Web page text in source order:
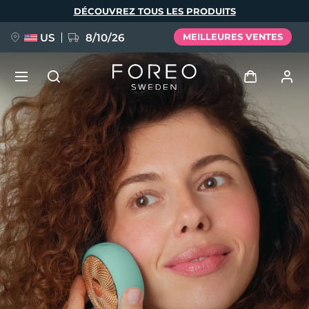
DÉCOUVREZ TOUS LES PRODUITS
US 8/10/26 MEILLEURES VENTES
Se connecter
Profil de l'utilisateur
Mes appareils
Mes commandes
Mes adresses
Mes abonnements
NOUVEAU
FAQ™ Pure Beauty-Tech Elixir
BREAKING NEWS
issa™ Teeth Whitening Set
Langue
English Deutsch
Español
Français
Italiano
Português
Polski
Svenska
Русский
Türkçe
简体中文 繁體中文